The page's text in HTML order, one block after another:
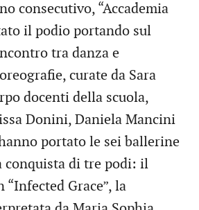
consecutivo, “Accademia
il podio portando sul
tra danza e
curate da Sara
docenti della scuola,
Donini, Daniela Mancini
portato le sei ballerine
conquista di tre podi: il
Grace”, la